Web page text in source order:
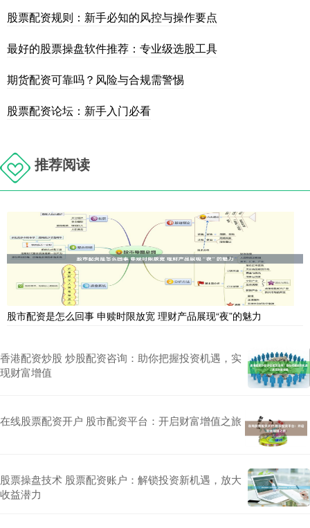
股票配资规则：新手必知的风控与操作要点
最好的股票操盘软件推荐：专业级选股工具
期货配资可靠吗？风险与合规需警惕
股票配资论坛：新手入门必看
推荐阅读
股市配资是怎么回事 申赎时限放宽 理财产品展现“夜”的魅力
香港配资炒股 炒股配资咨询：助你把握投资机遇，实
现财富增值
在线股票配资开户 股市配资平台：开启财富增值之旅
股票操盘技术 股票配资账户：解锁投资新机遇，放大
收益潜力